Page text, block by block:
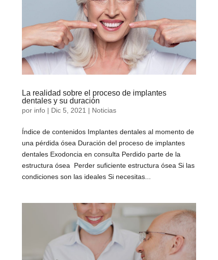
La realidad sobre el proceso de implantes
dentales y su duración
por info| Dic 5, 2021 | Noticias
Índice de contenidos Implantes dentales al momento de
una pérdida ósea Duración del proceso de implantes
dentales Exodoncia en consulta Perdido parte de la
estructura ósea Perder suficiente estructura ósea Si las
condiciones son las ideales Si necesitas...